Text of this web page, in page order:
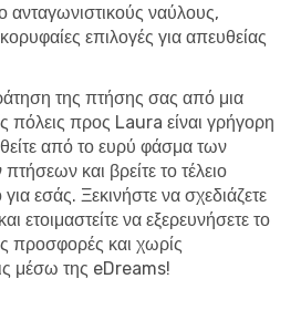
ανταγωνιστικούς ναύλους,
επιλογές για απευθείας
της πτήσης σας από μια
πόλεις προς Laura είναι γρήγορη
από το ευρύ φάσμα των
και βρείτε το τέλειο
εσάς. Ξεκινήστε να σχεδιάζετε
ετοιμαστείτε να εξερευνήσετε το
προσφορές και χωρίς
μέσω της eDreams!